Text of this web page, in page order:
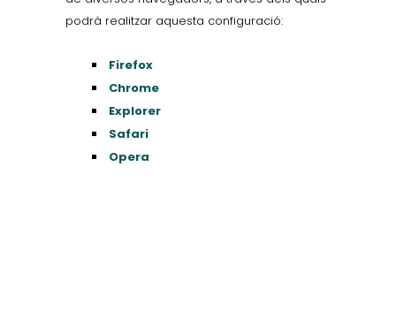
podrà realitzar aquesta configuració:
Firefox
Chrome
Explorer
Safari
Opera